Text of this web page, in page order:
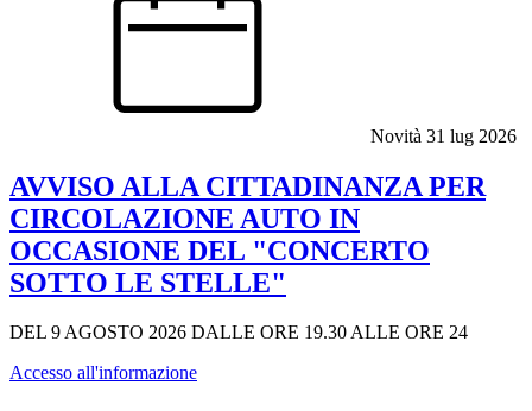
Novità 31 lug 2026
AVVISO ALLA CITTADINANZA PER
CIRCOLAZIONE AUTO IN
OCCASIONE DEL "CONCERTO
SOTTO LE STELLE"
DEL 9 AGOSTO 2026 DALLE ORE 19.30 ALLE ORE 24
Accesso all'informazione